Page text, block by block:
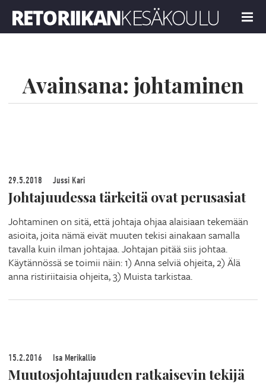
MENU
Avainsana: johtaminen
29.5.2018 Jussi Kari
Johtajuudessa tärkeitä ovat perusasiat
Johtaminen on sitä, että johtaja ohjaa alaisiaan tekemään
asioita, joita nämä eivät muuten tekisi ainakaan samalla
tavalla kuin ilman johtajaa. Johtajan pitää siis johtaa.
Käytännössä se toimii näin: 1) Anna selviä ohjeita, 2) Älä
anna ristiriitaisia ohjeita, 3) Muista tarkistaa.
15.2.2016 Isa Merikallio
Muutosjohtajuuden ratkaisevin tekijä